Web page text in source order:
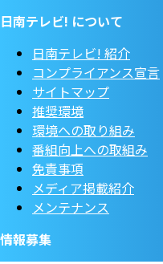
日南テレビ! について
日南テレビ! 紹介
コンプライアンス宣言
サイトマップ
推奨環境
環境への取り組み
番組向上への取組み
免責事項
メディア掲載紹介
メンテナンス
情報募集